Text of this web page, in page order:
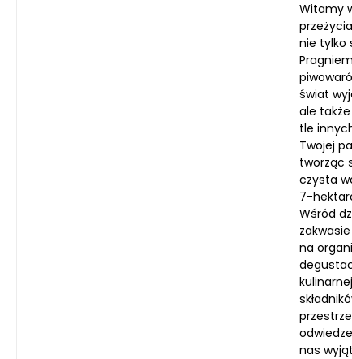
Witamy
nie tylko
świat
ale
tle
Twojej
tworząc
czysta
7-
Wśród
na
nas